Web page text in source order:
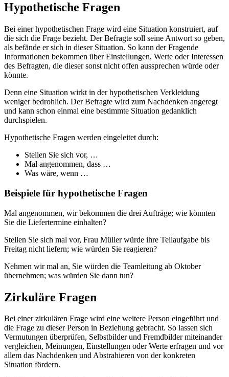
Hypothetische Fragen
Bei einer hypothetischen Frage wird eine Situation konstruiert, auf
die sich die Frage bezieht. Der Befragte soll seine Antwort so geben,
als befände er sich in dieser Situation. So kann der Fragende
Informationen bekommen über Einstellungen, Werte oder Interessen
des Befragten, die dieser sonst nicht offen aussprechen würde oder
könnte.
Denn eine Situation wirkt in der hypothetischen Verkleidung
weniger bedrohlich. Der Befragte wird zum Nachdenken angeregt
und kann schon einmal eine bestimmte Situation gedanklich
durchspielen.
Hypothetische Fragen werden eingeleitet durch:
Stellen Sie sich vor, …
Mal angenommen, dass …
Was wäre, wenn …
Beispiele für hypothetische Fragen
Mal angenommen, wir bekommen die drei Aufträge; wie könnten
Sie die Liefertermine einhalten?
Stellen Sie sich mal vor, Frau Müller würde ihre Teilaufgabe bis
Freitag nicht liefern; wie würden Sie reagieren?
Nehmen wir mal an, Sie würden die Teamleitung ab Oktober
übernehmen; was würden Sie dann tun?
Zirkuläre Fragen
Bei einer zirkulären Frage wird eine weitere Person eingeführt und
die Frage zu dieser Person in Beziehung gebracht. So lassen sich
Vermutungen überprüfen, Selbstbilder und Fremdbilder miteinander
vergleichen, Meinungen, Einstellungen oder Werte erfragen und vor
allem das Nachdenken und Abstrahieren von der konkreten
Situation fördern.